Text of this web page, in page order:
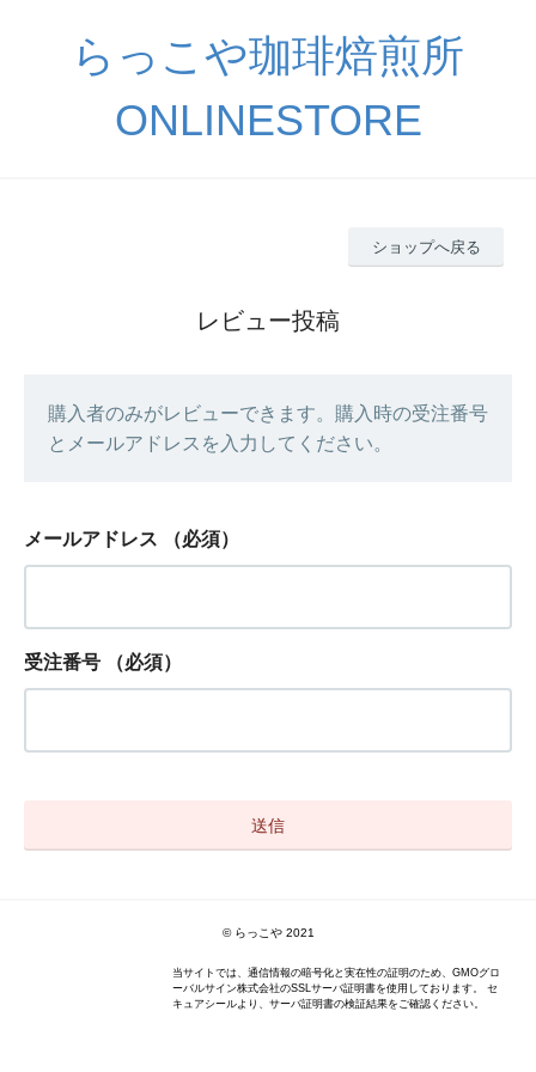
らっこや珈琲焙煎所
ONLINESTORE
ショップへ戻る
レビュー投稿
購入者のみがレビューできます。購入時の受注番号
とメールアドレスを入力してください。
メールアドレス （必須）
受注番号 （必須）
© らっこや 2021
当サイトでは、通信情報の暗号化と実在性の証明のため、GMOグロ
ーバルサイン株式会社のSSLサーバ証明書を使用しております。 セ
キュアシールより、サーバ証明書の検証結果をご確認ください。